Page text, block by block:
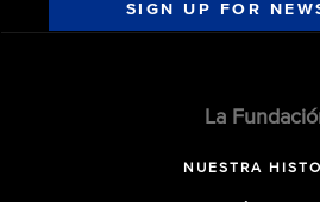
SIGN UP FOR
La
NUESTRA